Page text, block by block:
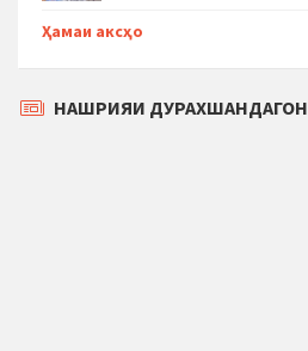
Ҳамаи аксҳо
НАШРИЯИ ДУРАХШАНДАГОН